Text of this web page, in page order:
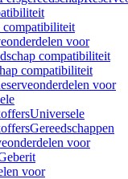
compatibiliteit
voor
compatibiliteit
compatibiliteit
voor
Universele
Gereedschappen
voor
voor